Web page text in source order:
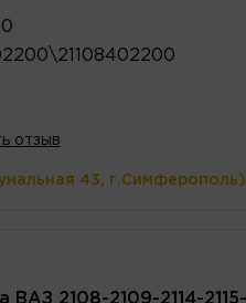
отзыв
43, г.Симферополь)
2108-2109-2114-2115-